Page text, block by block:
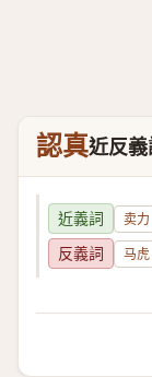
認真近反義
近義詞 卖力
反義詞 马虎